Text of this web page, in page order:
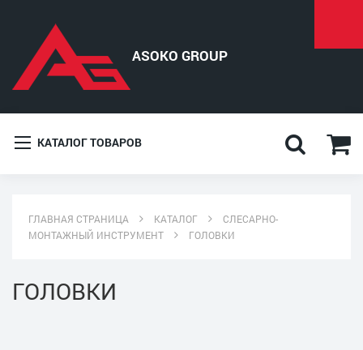
КАТАЛОГ ТОВАРОВ
ГЛАВНАЯ СТРАНИЦА КАТАЛОГ
СЛЕСАРНО-
МОНТАЖНЫЙ ИНСТРУМЕНТ
ГОЛОВКИ
ГОЛОВКИ